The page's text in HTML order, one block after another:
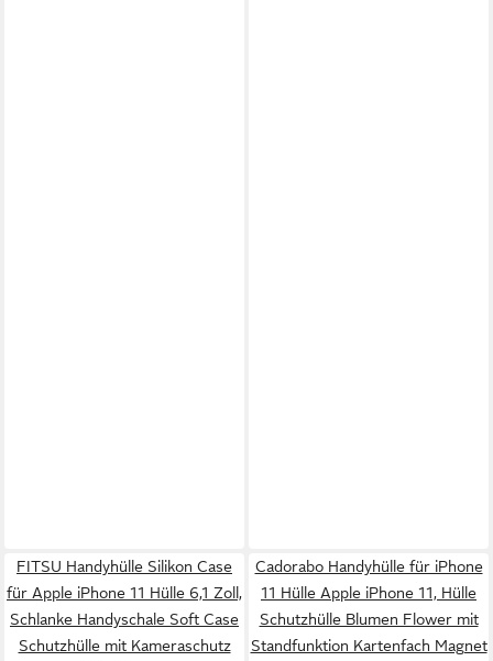
FITSU Handyhülle Silikon Case
für Apple iPhone 11 Hülle 6,1 Zoll,
Schlanke Handyschale Soft Case
Schutzhülle mit Kameraschutz
Cadorabo Handyhülle für iPhone
11 Hülle Apple iPhone 11, Hülle
Schutzhülle Blumen Flower mit
Standfunktion Kartenfach Magnet